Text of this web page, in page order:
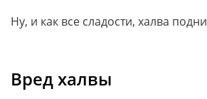
Ну, и как все сладости, халва
Вред халвы